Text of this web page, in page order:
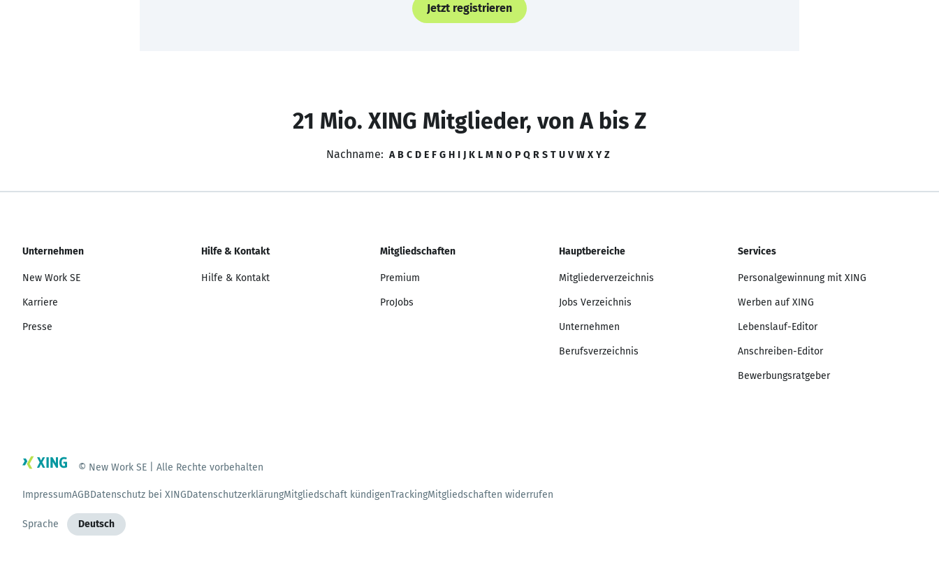
Jetzt registrieren
21 Mio. XING Mitglieder, von A bis Z
Nachname: A B C D E F G H I J K L M N O P Q R S T U V W X Y Z
Unternehmen
New Work SE
Karriere
Presse
Hilfe & Kontakt
Hilfe & Kontakt
Mitgliedschaften
Premium
ProJobs
Hauptbereiche
Mitgliederverzeichnis
Jobs Verzeichnis
Unternehmen
Berufsverzeichnis
Services
Personalgewinnung mit XING
Werben auf XING
Lebenslauf-Editor
Anschreiben-Editor
Bewerbungsratgeber
© New Work SE | Alle Rechte vorbehalten
ImpressumAGBDatenschutz bei XINGDatenschutzerklärungMitgliedschaft kündigenTrackingMitgliedschaften widerrufen
Sprache Deutsch